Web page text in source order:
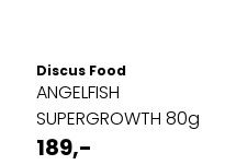
Discus Food
ANGELFISH
SUPERGROWTH 80g
189,-